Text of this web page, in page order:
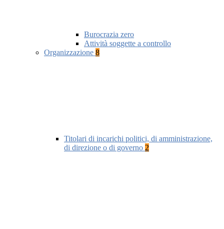
Burocrazia zero
Attività soggette a controllo
Organizzazione 8
Titolari di incarichi politici, di amministrazione,
di direzione o di governo 2